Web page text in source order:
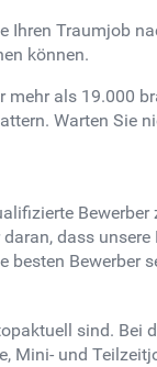
Ihren Traumjob
können.
mehr als 19.000
Warten Sie
dass
Bewerber
sind. Bei
Mini- und